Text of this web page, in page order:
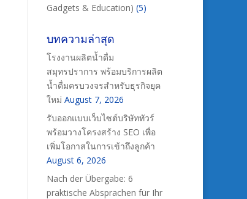
Gadgets & Education) (5)
บทความล่าสุด
โรงงานผลิตน้ำดื่ม
สมุทรปราการ พร้อมบริการผลิต
น้ำดื่มครบวงจรสำหรับธุรกิจยุค
ใหม่ August 7, 2026
รับออกแบบเว็บไซต์บริษัททัวร์
พร้อมวางโครงสร้าง SEO เพื่อ
เพิ่มโอกาสในการเข้าถึงลูกค้า
August 6, 2026
Nach der Übergabe: 6
praktische Absprachen für Ihr